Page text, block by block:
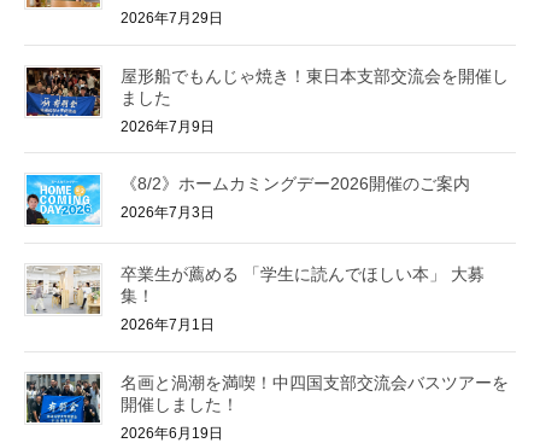
2026年7月29日
屋形船でもんじゃ焼き！東日本支部交流会を開催し
ました
2026年7月9日
《8/2》ホームカミングデー2026開催のご案内
2026年7月3日
卒業生が薦める 「学生に読んでほしい本」 大募
集！
2026年7月1日
名画と渦潮を満喫！中四国支部交流会バスツアーを
開催しました！
2026年6月19日